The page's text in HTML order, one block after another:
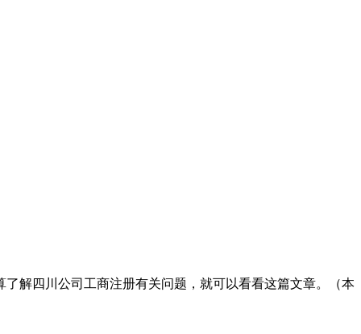
解四川公司工商注册有关问题，就可以看看这篇文章。（本